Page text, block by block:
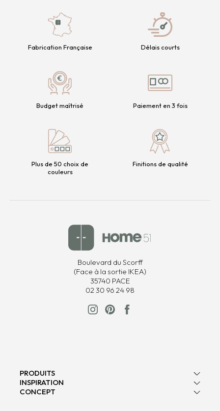
Fabrication Française Délais courts
Budget maîtrisé Paiement en 3 fois
Plus de 50 choix de
couleurs
Finitions de qualité
Boulevard du Scorff
(Face à la sortie IKEA)
35740 PACE
02 30 96 24 98
PRODUITS
Poignées pour mobilier
INSPIRATION
Blog
CONCEPT